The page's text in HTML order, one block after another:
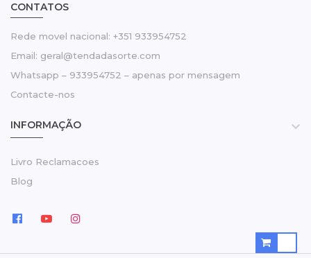
CONTATOS
Rede movel nacional: +351 933954752
Email: geral@tendadasorte.com
Whatsapp – 933954752 – apenas por mensagem
Contacte-nos
INFORMAÇÃO 
Livro Reclamacoes
Blog